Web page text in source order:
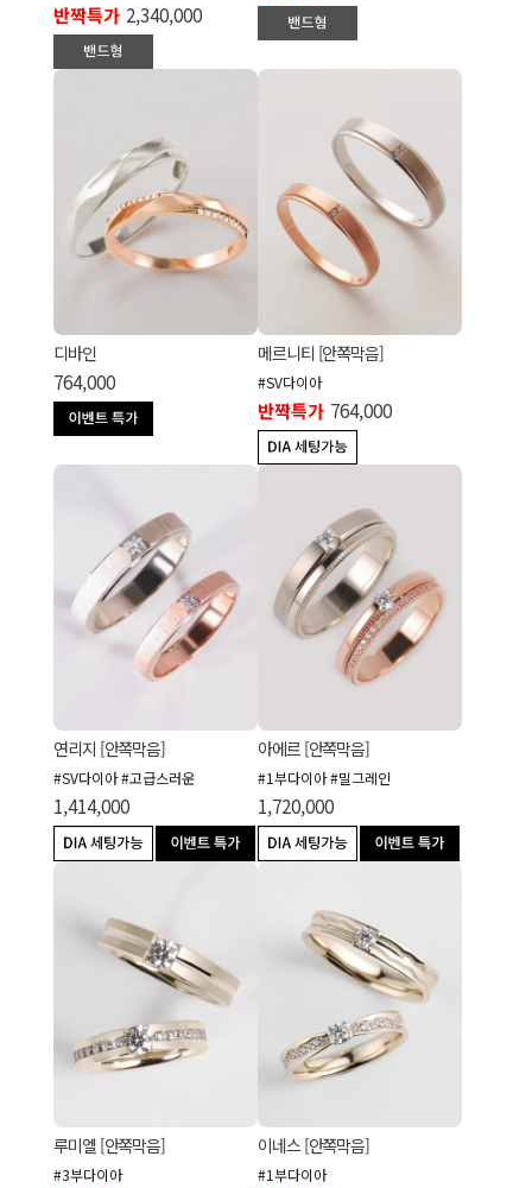
반짝특가 2,340,000
디바인
764,000
메르니티 [안쪽막음]
#SV다이아
반짝특가 764,000
연리지 [안쪽막음]
#SV다이아 #고급스러운
1,414,000
아에르 [안쪽막음]
#1부다이아 #밀그레인
1,720,000
루미엘 [안쪽막음]
#3부다이아
이네스 [안쪽막음]
#1부다이아